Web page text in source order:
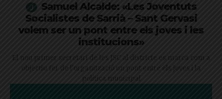
Samuel Alcalde: «Les Joventuts
Socialistes de Sarrià – Sant Gervasi
volem ser un pont entre els joves i les
institucions»
El nou primer secretari de les JSC al districte es marca com a
objectiu fer de l'organització un pont entre els joves i la
política municipal